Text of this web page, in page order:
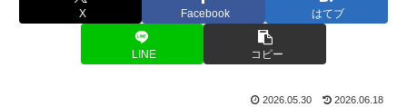
X Facebook はてブ
LINE コピー
2026.05.30 2026.06.18